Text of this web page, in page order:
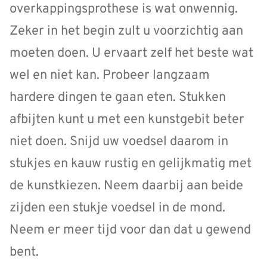
overkappingsprothese is wat onwennig.
Zeker in het begin zult u voorzichtig aan
moeten doen. U ervaart zelf het beste wat
wel en niet kan. Probeer langzaam
hardere dingen te gaan eten. Stukken
afbijten kunt u met een kunstgebit beter
niet doen. Snijd uw voedsel daarom in
stukjes en kauw rustig en gelijkmatig met
de kunstkiezen. Neem daarbij aan beide
zijden een stukje voedsel in de mond.
Neem er meer tijd voor dan dat u gewend
bent.